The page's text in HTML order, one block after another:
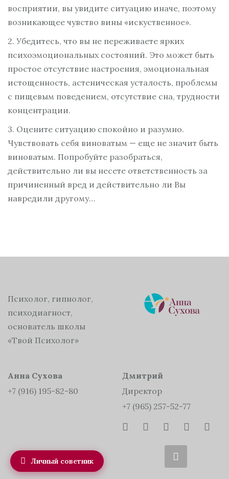
Личный советник
восприятии, вы увидите ситуацию иначе, поэтому
возникающее чувство вины «искуственное».
2. Убедитесь, что вы не переживаете ярких
психоэмоциональных состояний. Это может быть
простое отсутствие настроения, эмоциональная
истощенность, астеническая усталость, проблемы
с пищевым поведением, отсутствие сна, трудности
концентрации.
3. Оцените ситуацию спокойно и разумно.
Чувствовать себя виноватым — еще не значит быть
виноватым. Попробуйте разобраться,
действительно ли вы несете ответственность за
причиненный вред и действительно ли Вы
навредили другому…
Психолог, гипнолог,
психодиагност,
основатель школы
«Твой Психолог»
Анна Сухова
+7 (916) 195-82-80
Дмитрий
Директор
+7 (965) 257-52-77